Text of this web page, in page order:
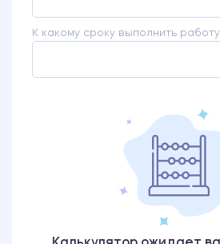
К какому сроку выполнить работу